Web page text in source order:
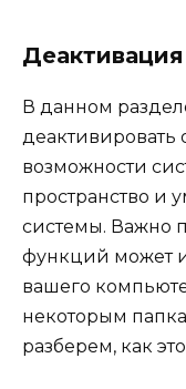
В данном
возможности
пространство и
системы. Важно
функций может
вашего
некоторым
разберем, как